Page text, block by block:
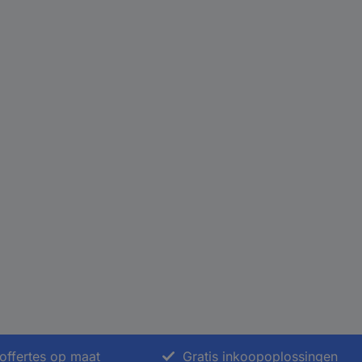
op maat Gratis inkoopoplossingen